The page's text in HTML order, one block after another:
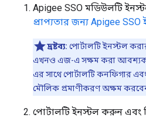
Apigee SSO মডিউলটি
প্রাপ্যতার জন্য Apigee SSO
দ্রষ্টব্য: পোর্টালটি ইনস্টল
এখনও এজ-এ সক্ষম করা
এর সাথে পোর্টালটি কনফিগার
মৌলিক প্রমাণীকরণ অক্ষম
পোর্টালটি ইনস্টল করুন